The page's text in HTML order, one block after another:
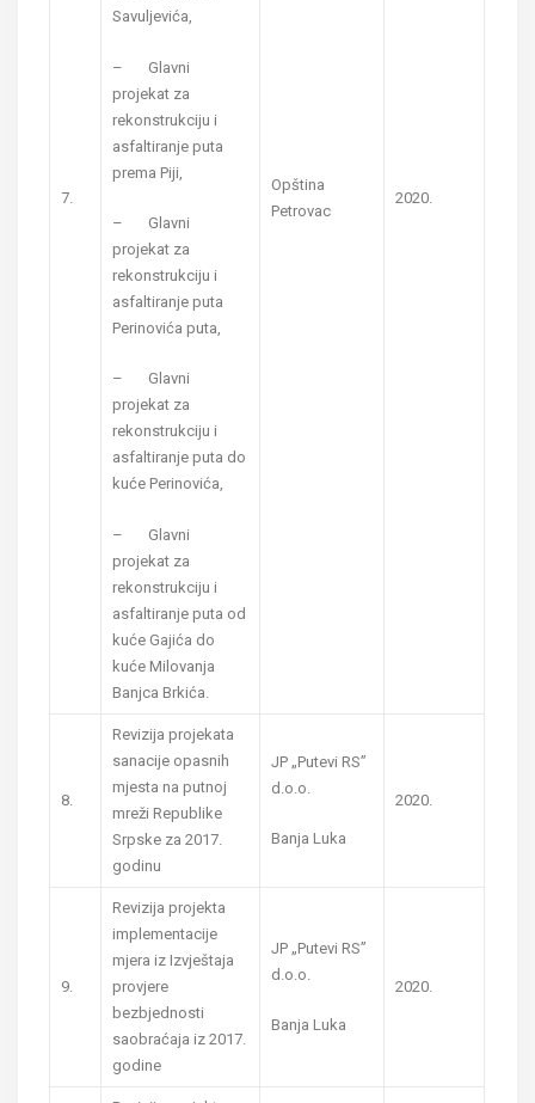
7.
Savuljevića,
– Glavni
projekat za
rekonstrukciju i
asfaltiranje puta
prema Piji,
– Glavni
projekat za
rekonstrukciju i
asfaltiranje puta
Perinovića puta,
– Glavni
projekat za
rekonstrukciju i
asfaltiranje puta do
kuće Perinovića,
– Glavni
projekat za
rekonstrukciju i
asfaltiranje puta od
kuće Gajića do
kuće Milovanja
Banjca Brkića.
Opština
Petrovac
2020.
8.
Revizija projekata
sanacije opasnih
mjesta na putnoj
mreži Republike
Srpske za 2017.
godinu
JP „Putevi RS”
d.o.o.
Banja Luka
2020.
9.
Revizija projekta
implementacije
mjera iz Izvještaja
provjere
bezbjednosti
saobraćaja iz 2017.
godine
JP „Putevi RS”
d.o.o.
Banja Luka
2020.